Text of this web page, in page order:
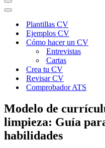
Menú
de
Menú
navegaciónPlantillas CV
Ejemplos CV
Cómo hacer un CV
Entrevistas
Cartas
Crea tu CV
Revisar CV
Comprobador ATS
Modelo de
limpieza: Guía
habilidades